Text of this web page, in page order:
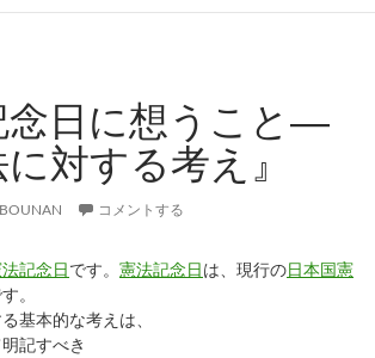
念日に想うこと―
対する考え』
BOUNAN コメントする
記念日です。 憲法記念日は、現行の日本国憲
。
基本的な考えは、
記すべき